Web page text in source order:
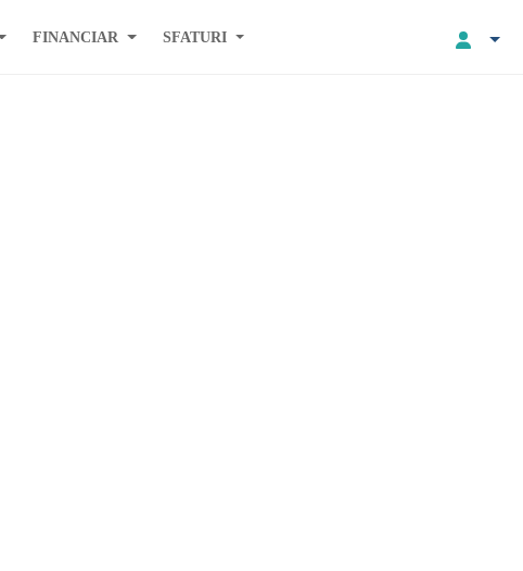
FINANCIAR SFATURI